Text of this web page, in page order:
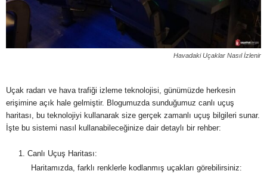
Havadaki Uçaklar Nasıl İzlenir
Uçak radarı ve hava trafiği izleme teknolojisi, günümüzde herkesin
erişimine açık hale gelmiştir. Blogumuzda sunduğumuz canlı uçuş
haritası, bu teknolojiyi kullanarak size gerçek zamanlı uçuş bilgileri sunar.
İşte bu sistemi nasıl kullanabileceğinize dair detaylı bir rehber:
Canlı Uçuş Haritası:
Haritamızda, farklı renklerle kodlanmış uçakları görebilirsiniz: